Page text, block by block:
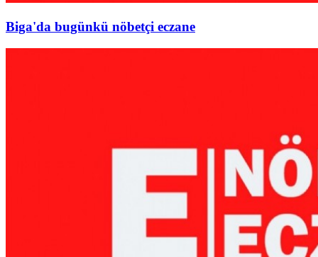
Biga'da bugünkü nöbetçi eczane